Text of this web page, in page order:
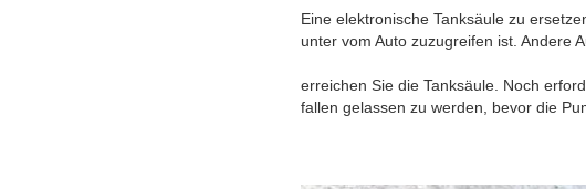
Eine elektronische Tanksäule zu
unter vom Auto zuzugreifen ist. Andere
erreichen Sie die Tanksäule. Noch
fallen gelassen zu werden, bevor die